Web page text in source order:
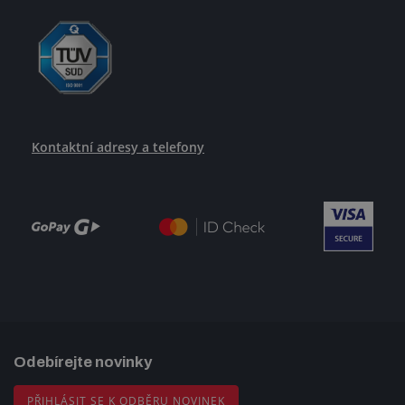
Kontaktní adresy a telefony
Odebírejte novinky
PŘIHLÁSIT SE K ODBĚRU NOVINEK